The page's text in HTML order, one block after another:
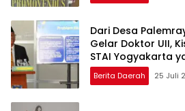
Dari Desa
Gelar Doktor UII,
STAI Yogyakarta
Driver Taksi Online
Berita Daerah 25 Juli